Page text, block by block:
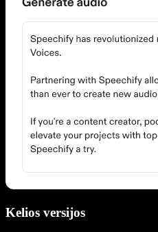
Kelios versijos